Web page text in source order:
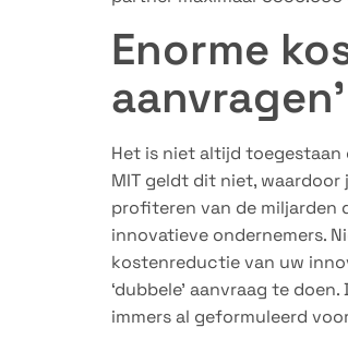
Enorme
aanvragen’
Het is niet altijd toegestaan
MIT geldt dit niet,
profiteren van de miljarden
innovatieve ondernemers.
kostenreductie van uw
‘dubbele’ aanvraag te
immers al geformuleerd